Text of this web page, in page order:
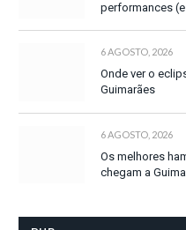
performances
6 AGOSTO, 2026
Onde ver o
Guimarães
6 AGOSTO, 2026
Os melhores
chegam a